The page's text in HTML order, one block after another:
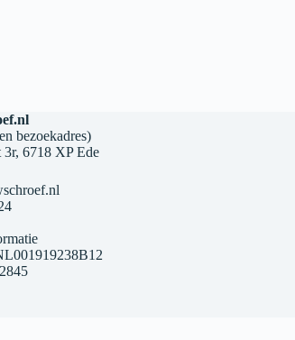
bezoekadres)
3r, 6718 XP Ede